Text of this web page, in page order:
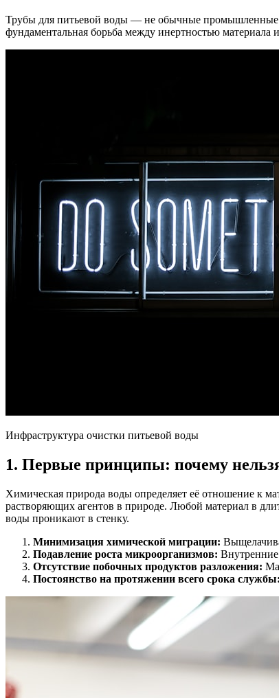
Трубы для питьевой воды — не обычные промышленные
фундаментальная борьба между инертностью материала
Инфраструктура очистки питьевой воды
1. Первые принципы: почему
Химическая природа воды определяет её отношение к
растворяющих агентов в природе. Любой материал в
воды проникают в стенку.
Минимизация химической миграции:
Подавление роста микроорганизмов: Внутренние
Отсутствие побочных продуктов разложения:
Постоянство на протяжении всего срока службы: